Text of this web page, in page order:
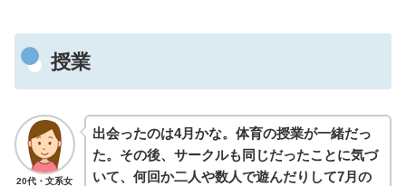
授業
20代・文系女
出会ったのは4月かな。体育の授業が一緒だっ
た。その後、サークルも同じだったことに気づ
いて、何回か二人や数人で遊んだりして7月の